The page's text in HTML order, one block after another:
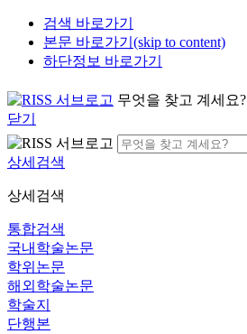
검색 바로가기
본문 바로가기(skip to content)
하단정보 바로가기
무엇을 찾고 계세요?
닫기
상세검색
상세검색
통합검색
국내학술논문
학위논문
해외학술논문
학술지
단행본